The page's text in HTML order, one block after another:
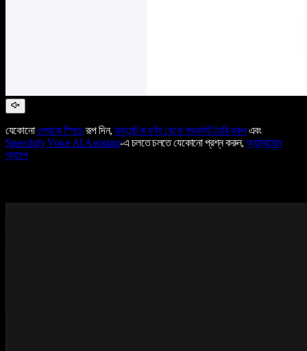
যেকোনোলেখাকে স্পিচেরূপ দিন, ডকুমেন্ট বা বর্ণনা থেকে পডকাস্ট তৈরি করুনএবং
Speechify Voice AI Assistant-এ চলতে চলতে যেকোনো প্রশ্ন করুন,অ্যান্ড্রয়েড
অ্যাপে